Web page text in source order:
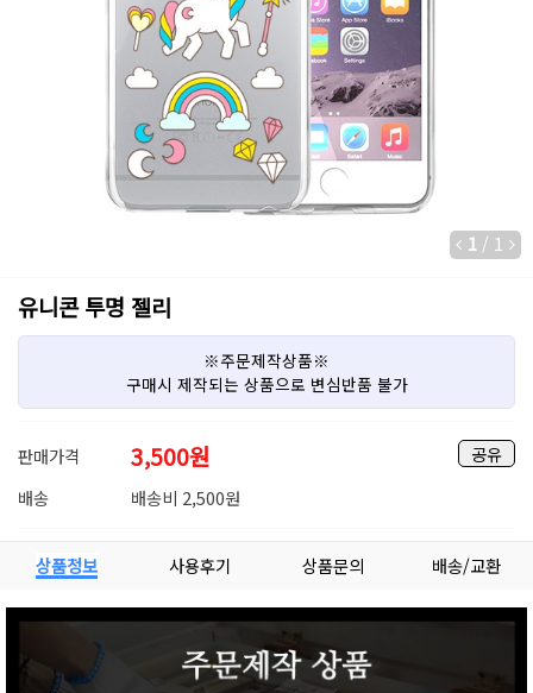
1 / 1
유니콘 투명 젤리
※주문제작상품※
구매시 제작되는 상품으로 변심반품 불가
공유
판매가격 3,500원
배송 배송비 2,500원
상품정보 사용후기 상품문의 배송/교환